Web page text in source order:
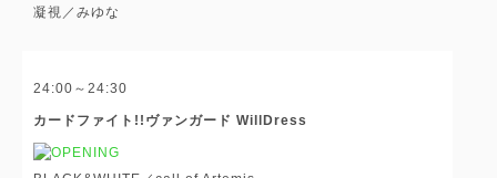
凝視／みゆな
24:00～24:30
カードファイト!!ヴァンガード WillDress